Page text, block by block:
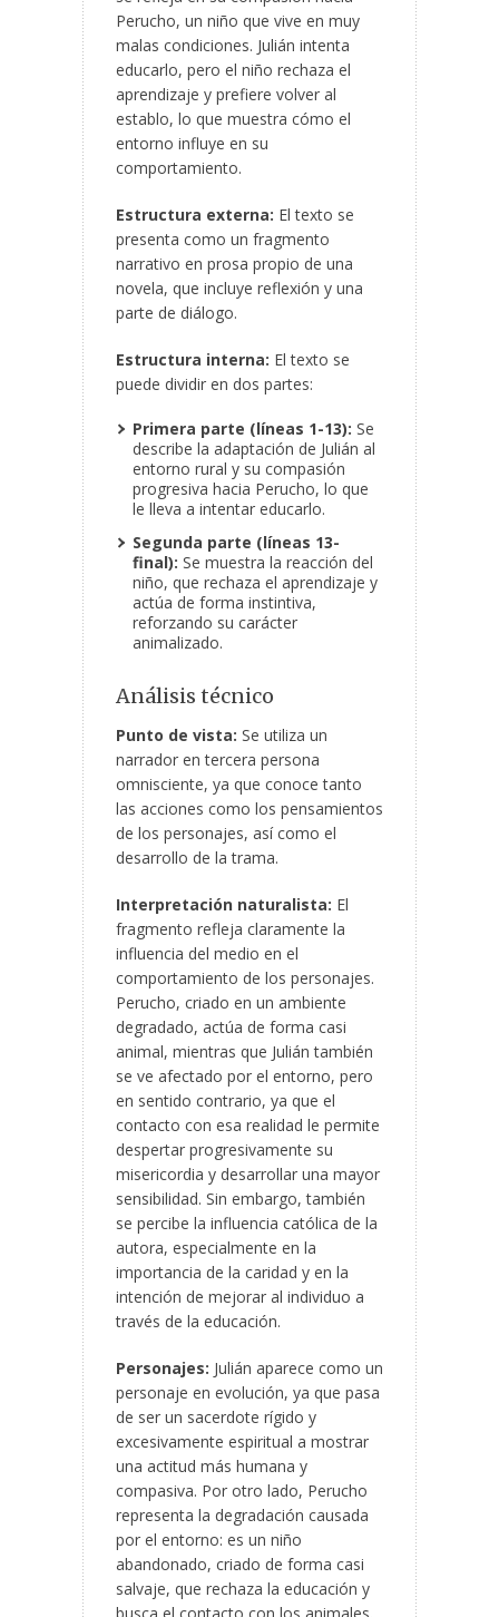
Perucho, un niño que vive en muy
malas condiciones. Julián intenta
educarlo, pero el niño rechaza el
aprendizaje y prefiere volver al
establo, lo que muestra cómo el
entorno influye en su
comportamiento.
Estructura externa: El texto se
presenta como un fragmento
narrativo en prosa propio de una
novela, que incluye reflexión y una
parte de diálogo.
Estructura interna: El texto se
puede dividir en dos partes:
Primera parte (líneas 1-13): Se
describe la adaptación de Julián al
entorno rural y su compasión
progresiva hacia Perucho, lo que
le lleva a intentar educarlo.
Segunda parte (líneas 13-
final): Se muestra la reacción del
niño, que rechaza el aprendizaje y
actúa de forma instintiva,
reforzando su carácter
animalizado.
Análisis técnico
Punto de vista: Se utiliza un
narrador en tercera persona
omnisciente, ya que conoce tanto
las acciones como los pensamientos
de los personajes, así como el
desarrollo de la trama.
Interpretación naturalista: El
fragmento refleja claramente la
influencia del medio en el
comportamiento de los personajes.
Perucho, criado en un ambiente
degradado, actúa de forma casi
animal, mientras que Julián también
se ve afectado por el entorno, pero
en sentido contrario, ya que el
contacto con esa realidad le permite
despertar progresivamente su
misericordia y desarrollar una mayor
sensibilidad. Sin embargo, también
se percibe la influencia católica de la
autora, especialmente en la
importancia de la caridad y en la
intención de mejorar al individuo a
través de la educación.
Personajes: Julián aparece como un
personaje en evolución, ya que pasa
de ser un sacerdote rígido y
excesivamente espiritual a mostrar
una actitud más humana y
compasiva. Por otro lado, Perucho
representa la degradación causada
por el entorno: es un niño
abandonado, criado de forma casi
salvaje, que rechaza la educación y